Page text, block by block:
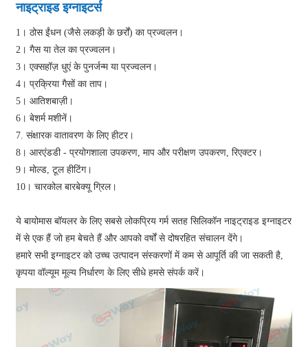
नाइट्राइड इग्नाइटर्स
1। ठोस ईंधन (जैसे लकड़ी के छर्रों) का प्रज्वलन।
2। गैस या तेल का प्रज्वलन।
3। एक्सहॉज़ धुएं के पुनर्जन्म या प्रज्वलन।
4। प्रक्रिया गैसों का ताप।
5। आतिशबाज़ी।
6। बेशर्म मशीनें।
7. संक्षारक वातावरण के लिए हीटर।
8। आरएंडडी - प्रयोगशाला उपकरण, माप और परीक्षण उपकरण, रिएक्टर।
9। मोल्ड, टूल हीटिंग।
10। चारकोल बारबेक्यू ग्रिल।
ये बायोमास बॉयलर के लिए सबसे लोकप्रिय गर्म सतह सिलिकॉन नाइट्राइड इग्नाइटर
में से एक हैं जो हम बेचते हैं और आपको वर्षों से दोषरहित संचालन देंगे।
हमारे सभी इग्नाइटर को उच्च उत्पादन संस्करणों में कम से आपूर्ति की जा सकती है,
कृपया वॉल्यूम मूल्य निर्धारण के लिए सीधे हमसे संपर्क करें।